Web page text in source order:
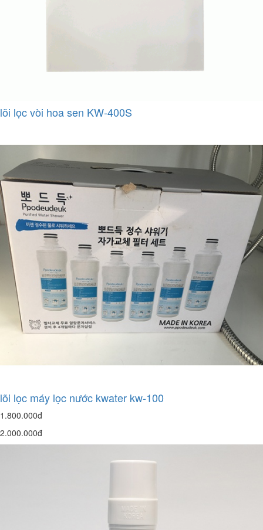
lõi lọc vòi hoa sen KW-400S
lõi lọc máy lọc nước kwater kw-100
1.800.000đ
2.000.000đ